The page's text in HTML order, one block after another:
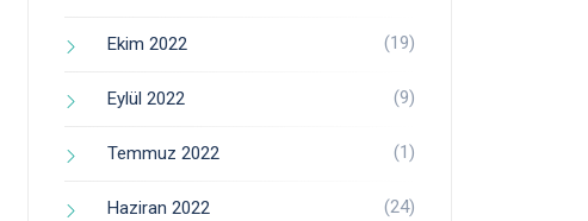
Ekim 2022 (19)
Eylül 2022 (9)
Temmuz 2022 (1)
Haziran 2022 (24)